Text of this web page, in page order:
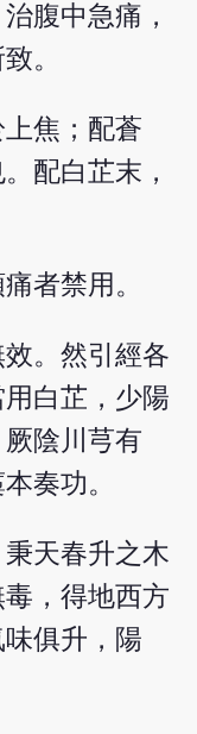
腹中急痛，
。
焦；配蒼
配白芷末，
者禁用。
。然引經各
白芷，少陽
陰川芎有
奏功。
秉天春升之木
，得地西方
俱升，陽